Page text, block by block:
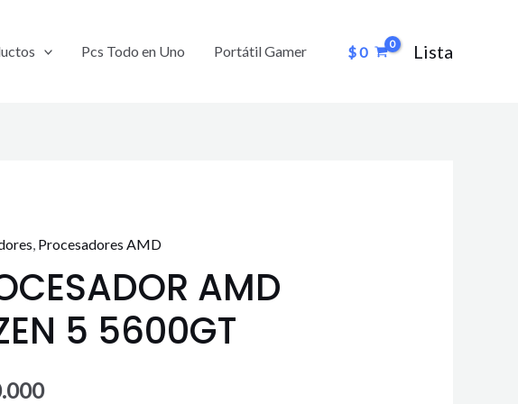
Pcs Todo en Uno Portátil Gamer $0 Lista
, Procesadores AMD
AMD
5 5600GT